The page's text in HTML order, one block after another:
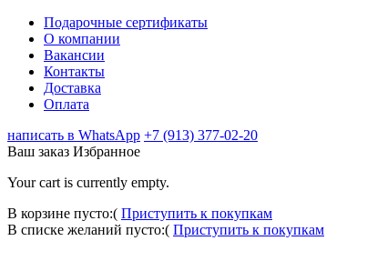
Подарочные сертификаты
О компании
Вакансии
Контакты
Доставка
Оплата
написать в WhatsApp +7 (913) 377-02-20
Ваш заказ Избранное
Your cart is currently empty.
В корзине пусто:( Приступить к покупкам
В списке желаний пусто:( Приступить к покупкам